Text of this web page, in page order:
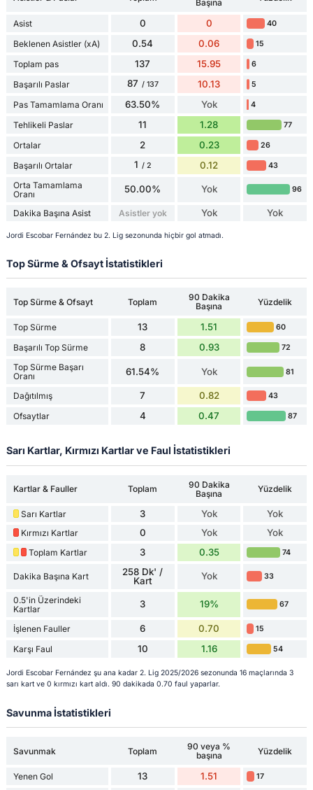
Başına
Asist 0 0 40
Beklenen Asistler (xA) 0.54 0.06 15
Toplam pas 137 15.95 6
Başarılı Paslar 87 / 137 10.13 5
Pas Tamamlama Oranı 63.50% Yok 4
Tehlikeli Paslar 11 1.28 77
Ortalar 2 0.23 26
Başarılı Ortalar 1 / 2 0.12 43
Orta Tamamlama
Oranı
50.00% Yok 96
Dakika Başına Asist Asistler yok Yok Yok
Jordi Escobar Fernández bu 2. Lig sezonunda hiçbir gol atmadı.
Top Sürme & Ofsayt İstatistikleri
Top Sürme & Ofsayt Toplam
90 Dakika
Başına
Yüzdelik
Top Sürme 13 1.51 60
Başarılı Top Sürme 8 0.93 72
Top Sürme Başarı
Oranı
61.54% Yok 81
Dağıtılmış 7 0.82 43
Ofsaytlar 4 0.47 87
Sarı Kartlar, Kırmızı Kartlar ve Faul İstatistikleri
Kartlar & Fauller Toplam
90 Dakika
Başına
Yüzdelik
Sarı Kartlar 3 Yok Yok
Kırmızı Kartlar 0 Yok Yok
Toplam Kartlar 3 0.35 74
Dakika Başına Kart
258 Dk' /
Kart
Yok 33
0.5'in Üzerindeki
Kartlar
3 19% 67
İşlenen Fauller 6 0.70 15
Karşı Faul 10 1.16 54
Jordi Escobar Fernández şu ana kadar 2. Lig 2025/2026 sezonunda 16 maçlarında 3
sarı kart ve 0 kırmızı kart aldı. 90 dakikada 0.70 faul yaparlar.
Savunma İstatistikleri
Savunmak Toplam
90 veya %
başına
Yüzdelik
Yenen Gol 13 1.51 17